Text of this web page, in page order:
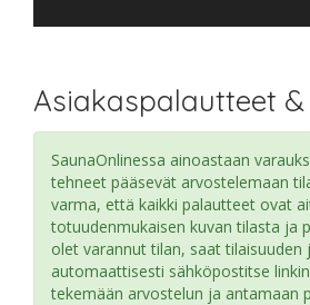
Asiakaspalautteet
SaunaOnlinessa ainoastaan
tehneet pääsevät arvostelemaan
varma, että kaikki palautteet ovat
totuudenmukaisen kuvan tilasta ja
olet varannut tilan, saat tilaisuuden
automaattisesti sähköpostitse
tekemään arvostelun ja antamaan